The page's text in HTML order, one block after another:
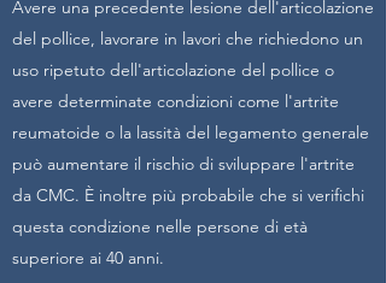
Avere una precedente lesione dell'articolazione
del pollice, lavorare in lavori che richiedono un
uso ripetuto dell'articolazione del pollice o
avere determinate condizioni come l'artrite
reumatoide o la lassità del legamento generale
può aumentare il rischio di sviluppare l'artrite
da CMC. È inoltre più probabile che si verifichi
questa condizione nelle persone di età
superiore ai 40 anni.